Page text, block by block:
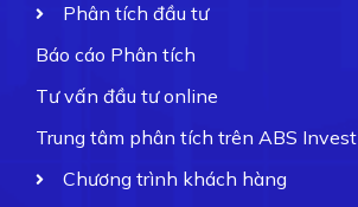
Phân tích đầu tư
Báo cáo Phân tích
Tư vấn đầu tư online
Trung tâm phân tích trên ABS Invest
Chương trình khách hàng